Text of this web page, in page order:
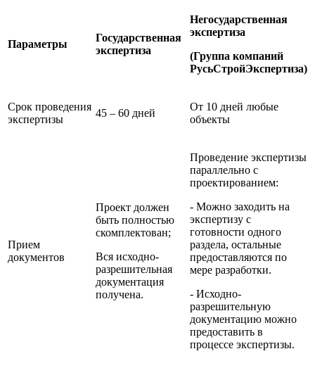
Параметры
Государственная
экспертиза
Негосударственная
экспертиза
(Группа компаний
РусьСтройЭкспертиза)
Срок проведения
экспертизы
45 – 60 дней
От 10 дней любые
объекты
Прием
документов
Проект должен
быть полностью
скомплектован;
Вся исходно-
разрешительная
документация
получена.
Проведение экспертизы
параллельно с
проектированием:
- Можно заходить на
экспертизу с
готовности одного
раздела, остальные
предоставляются по
мере разработки.
- Исходно-
разрешительную
документацию можно
предоставить в
процессе экспертизы.